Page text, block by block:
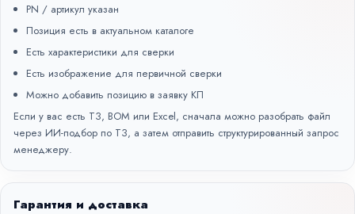
PN / артикул указан
Позиция есть в актуальном каталоге
Есть характеристики для сверки
Есть изображение для первичной сверки
Можно добавить позицию в заявку КП
Если у вас есть ТЗ, BOM или Excel, сначала можно разобрать файл
через ИИ-подбор по ТЗ, а затем отправить структурированный запрос
менеджеру.
Гарантия и доставка